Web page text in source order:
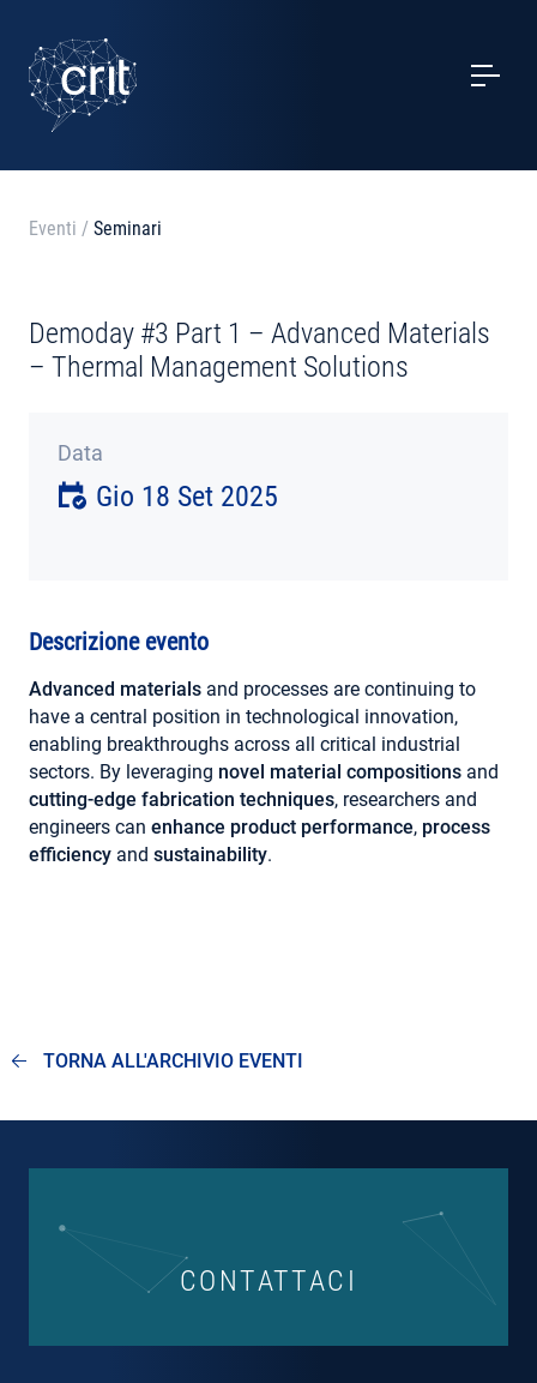
SERVIZI
CASI STUDIO
NOTIZIE
CONTATTI
Eventi / Seminari
Demoday #3 Part 1 – Advanced Materials
– Thermal Management Solutions
Data
Gio 18 Set 2025
Descrizione evento
Advanced materials and processes are continuing to
have a central position in technological innovation,
enabling breakthroughs across all critical industrial
sectors. By leveraging novel material compositions and
cutting-edge fabrication techniques, researchers and
engineers can enhance product performance, process
efficiency and sustainability.
TORNA ALL'ARCHIVIO EVENTI
CONTATTACI